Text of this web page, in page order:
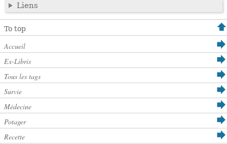
Liens
To top
Accueil
Ex-Libris
Tous les tags
Survie
Médecine
Potager
Recette